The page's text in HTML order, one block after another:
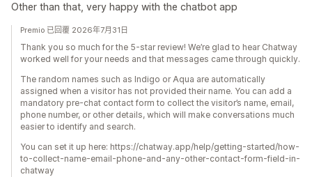
Other than that, very happy with the chatbot app
Premio 已回覆 2026年7月31日
Thank you so much for the 5-star review! We’re glad to hear Chatway
worked well for your needs and that messages came through quickly.
The random names such as Indigo or Aqua are automatically
assigned when a visitor has not provided their name. You can add a
mandatory pre-chat contact form to collect the visitor’s name, email,
phone number, or other details, which will make conversations much
easier to identify and search.
You can set it up here: https://chatway.app/help/getting-started/how-
to-collect-name-email-phone-and-any-other-contact-form-field-in-
chatway